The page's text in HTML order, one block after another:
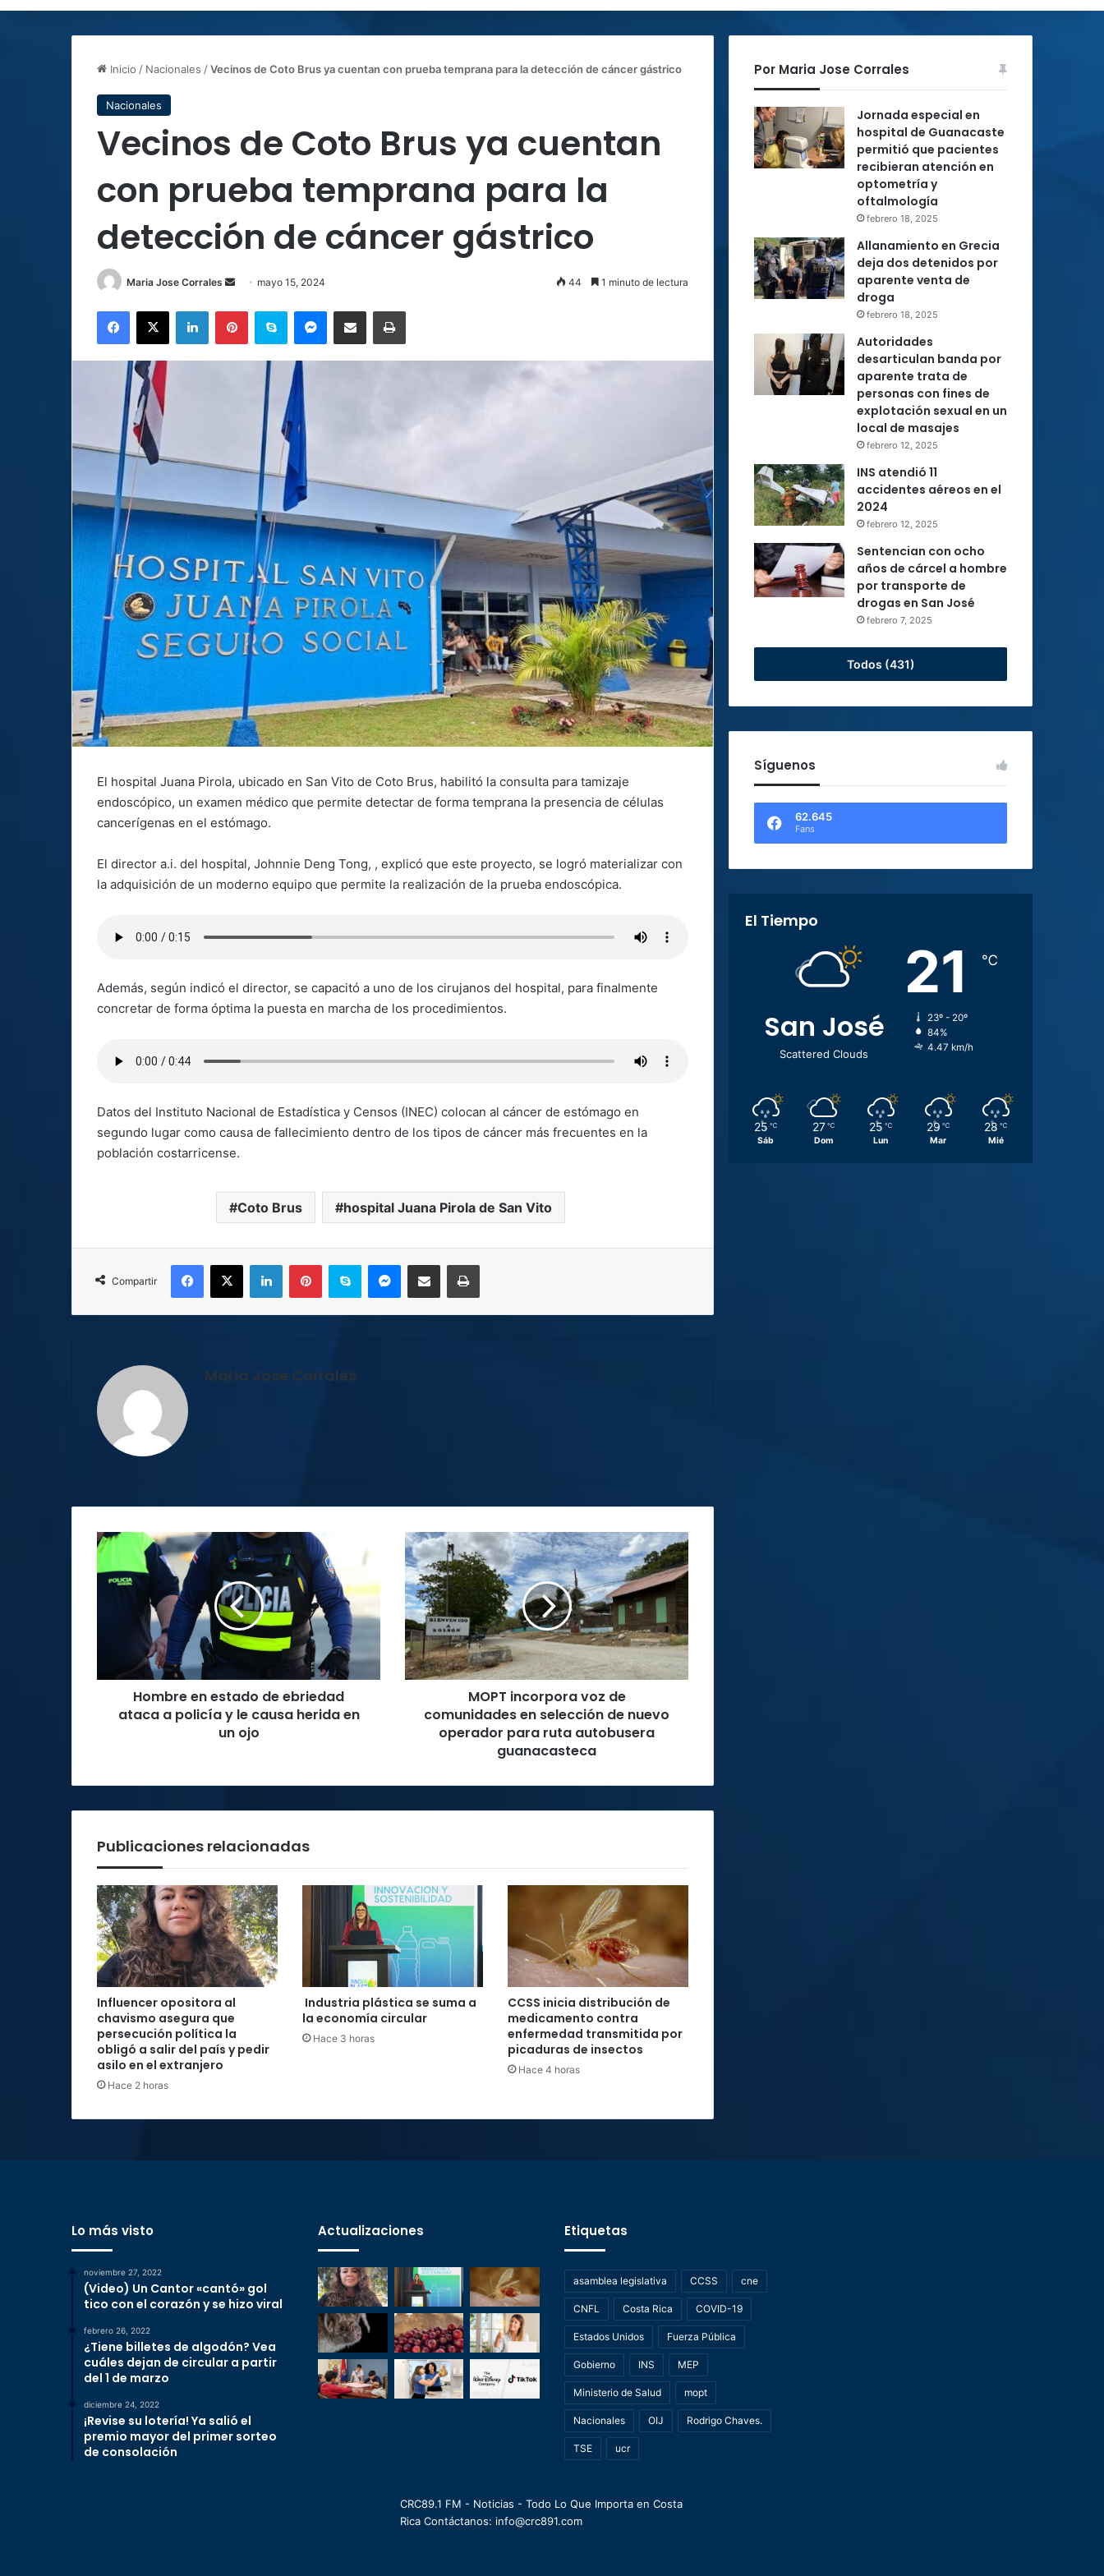
Inicio / Nacionales /Vecinos de Coto Brus ya cuentan con prueba temprana para la detección de cáncer gástrico
Nacionales
Vecinos de Coto Brus ya cuentan
con prueba temprana para la
detección de cáncer gástrico
Maria Jose Corrales
Send
email
mayo 15, 2024 44 1 minuto de lectura
Facebook
X LinkedInPinterestSkype MessengerCompartir por correo electrónicoImprimir
El hospital Juana Pirola, ubicado en San Vito de Coto Brus, habilitó la consulta para tamizaje
endoscópico, un examen médico que permite detectar de forma temprana la presencia de células
cancerígenas en el estómago.
El director a.i. del hospital, Johnnie Deng Tong, , explicó que este proyecto, se logró materializar con
la adquisición de un moderno equipo que permite la realización de la prueba endoscópica.
Además, según indicó el director, se capacitó a uno de los cirujanos del hospital, para finalmente
concretar de forma óptima la puesta en marcha de los procedimientos.
Datos del Instituto Nacional de Estadística y Censos (INEC) colocan al cáncer de estómago en
segundo lugar como causa de fallecimiento dentro de los tipos de cáncer más frecuentes en la
población costarricense.
Coto Brus hospital Juana Pirola de San Vito
Compartir
Facebook
X LinkedInPinterestSkype MessengerCompartir por correo electrónicoImprimir
Maria Jose Corrales
Hombre
en
estado
y
causa
Hombre en estado de ebriedad
ataca a policía y le causa herida en
un ojo
MOPT
incorpora
voz
de
comunidades
en
selección
de
nuevo
para
MOPT incorpora voz de
comunidades en selección de nuevo
operador para ruta autobusera
guanacasteca
Publicaciones relacionadas
Influencer opositora al
chavismo asegura que
persecución política la
obligó a salir del país y pedir
asilo en el extranjero
Hace 2 horas
Industria plástica se suma a
la economía circular
Hace 3 horas
CCSS inicia distribución de
medicamento contra
enfermedad transmitida por
picaduras de insectos
Hace 4 horas
Por Maria Jose Corrales
Jornada especial en
hospital de Guanacaste
permitió que pacientes
recibieran atención en
optometría y
oftalmología
febrero 18, 2025
Allanamiento en Grecia
deja dos detenidos por
aparente venta de
droga
febrero 18, 2025
Autoridades
desarticulan banda por
aparente trata de
personas con fines de
explotación sexual en un
local de masajes
febrero 12, 2025
INS atendió 11
accidentes aéreos en el
2024
febrero 12, 2025
Sentencian con ocho
años de cárcel a hombre
por transporte de
drogas en San José
febrero 7, 2025
Todos (431)
Síguenos
62.645
Fans
El Tiempo
San José
Scattered Clouds
21 ℃
23º - 20º
84%
4.47 km/h
25 ℃
Sáb
27 ℃
Dom
25 ℃
Lun
29 ℃
Mar
28 ℃
Mié
Lo más visto
noviembre 27, 2022
(Video) Un Cantor «cantó» gol
tico con el corazón y se hizo viral
febrero 26, 2022
¿Tiene billetes de algodón? Vea
cuáles dejan de circular a partir
del 1 de marzo
diciembre 24, 2022
¡Revise su lotería! Ya salió el
premio mayor del primer sorteo
de consolación
Actualizaciones Etiquetas
asamblea legislativa CCSS cne
CNFL Costa Rica COVID-19
Estados Unidos Fuerza Pública
Gobierno INS MEP
Ministerio de Salud mopt
Nacionales OIJ Rodrigo Chaves.
TSE ucr
CRC89.1 FM - Noticias - Todo Lo Que Importa en Costa
Rica Contáctanos: info@crc891.com